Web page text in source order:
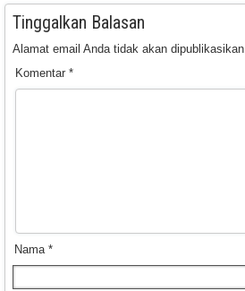
Tinggalkan Balasan
Alamat email Anda tidak akan dipublikasikan.
Komentar *
Nama *